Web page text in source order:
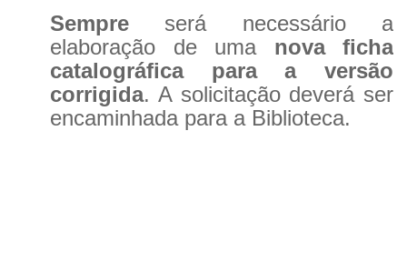
PCA
Divisão Administrativa Financeira
Sobre
Divisão de Apoio e Divulgação
Sempre será necessário a
elaboração de uma nova ficha
catalográfica para a versão
corrigida. A solicitação deverá ser
encaminhada para a Biblioteca.